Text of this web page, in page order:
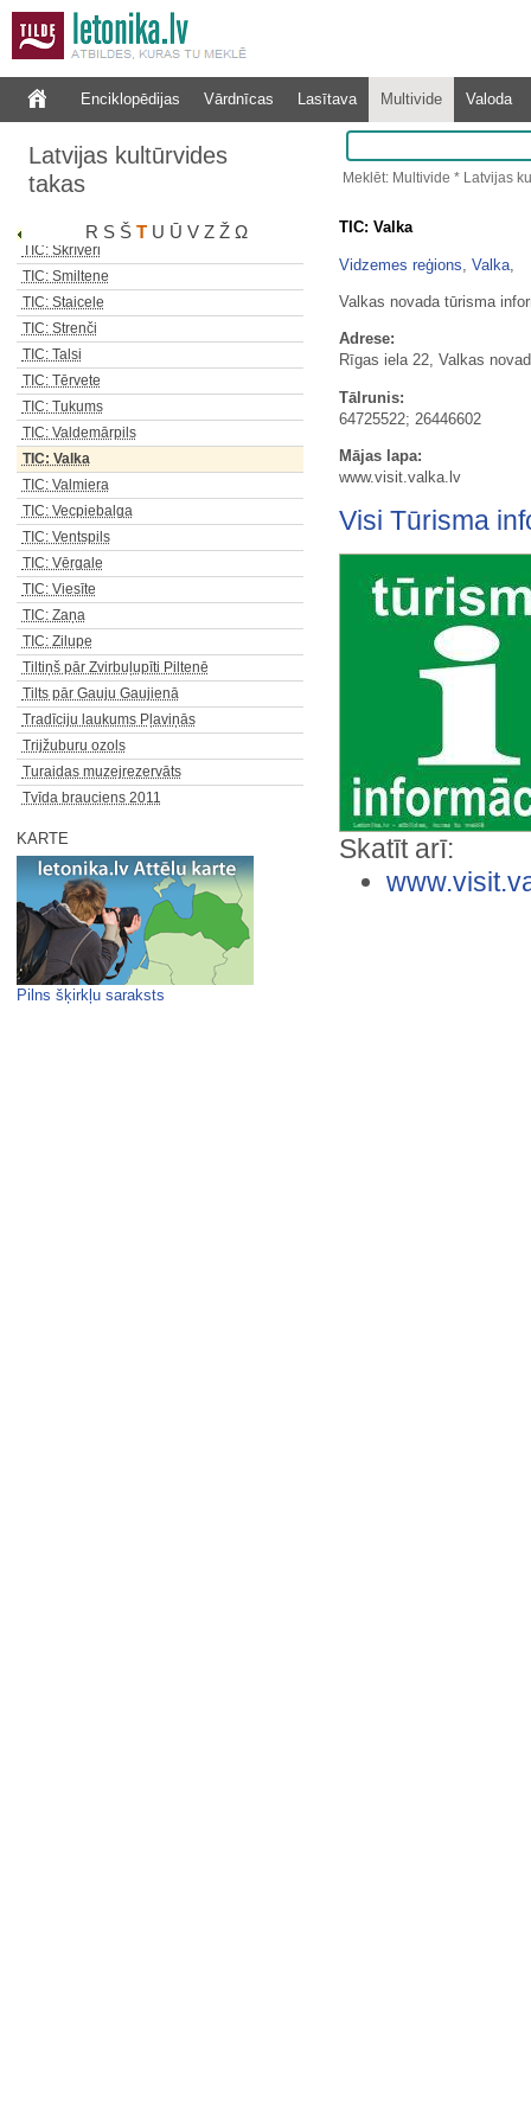
Enciklopēdijas Vārdnīcas Lasītava Multivide Valoda
Latvijas kultūrvides
takas
R S Š T U Ū V Z Ž Ω
TIC: Rīga, Rātslaukums
TIC: Roja
TIC: Rūjiena
TIC: Sabile
TIC: Salacgrīva
TIC: Saldus
TIC: Sigulda
TIC: Skrīveri
TIC: Smiltene
TIC: Staicele
TIC: Strenči
TIC: Talsi
TIC: Tērvete
TIC: Tukums
TIC: Valdemārpils
TIC: Valka
TIC: Valmiera
TIC: Vecpiebalga
TIC: Ventspils
TIC: Vērgale
TIC: Viesīte
TIC: Zaņa
TIC: Zilupe
Tiltiņš pār Zvirbuļupīti Piltenē
Tilts pār Gauju Gaujienā
Tradīciju laukums Pļaviņās
Trijžuburu ozols
Turaidas muzejrezervāts
Tvīda brauciens 2011
KARTE
Pilns šķirkļu saraksts
Meklēt: Multivide * Latvijas
TIC: Valka
Vidzemes reģions Valka,
Valkas novada tūrisma
Adrese:
Rīgas iela 22, Valkas
Tālrunis:
64725522; 26446602
Mājas lapa:
www.visit.valka.lv
Visi Tūrisma
Skatīt arī: